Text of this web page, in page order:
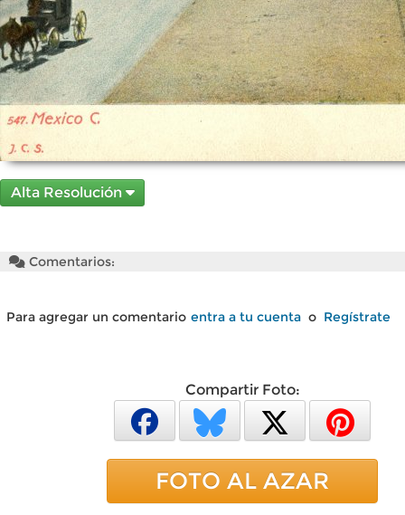
Alta Resolución
Comentarios:
Para agregar un comentario entra a tu cuenta o Regístrate
Compartir Foto:
FOTO AL AZAR